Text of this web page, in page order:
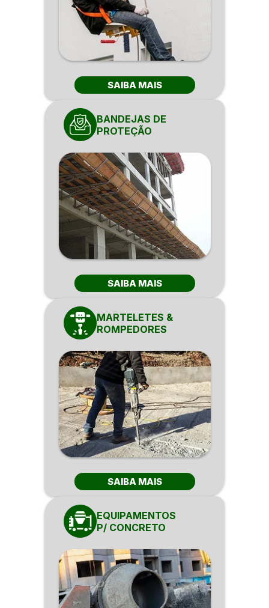
SAIBA MAIS
BANDEJAS DE
PROTEÇÃO
SAIBA MAIS
MARTELETES &
ROMPEDORES
SAIBA MAIS
EQUIPAMENTOS
P/ CONCRETO